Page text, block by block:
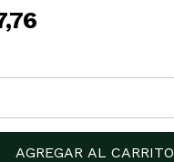
AGREGAR AL CARRITO